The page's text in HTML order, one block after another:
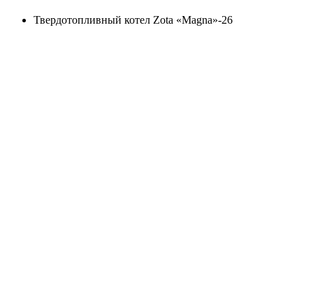
Твердотопливный котел Zota «Magna»-26